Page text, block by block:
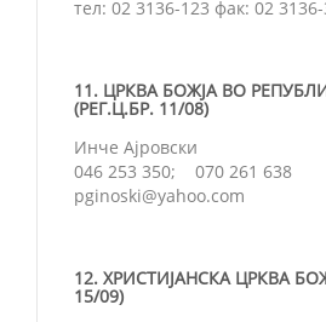
тел: 02 3136-123 фак: 02 3136-
11. ЦРКВА БОЖЈА ВО
(РЕГ.Ц.БР. 11/08)
Инче Ајровски
046 253 350; 070 261 638
pginoski@yahoo.com
12. ХРИСТИЈАНСКА ЦРКВА
15/09)